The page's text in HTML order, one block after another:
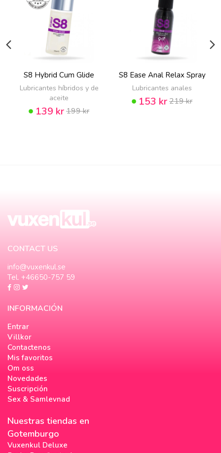
S8 Hybrid Cum Glide
Lubricantes híbridos y de
aceite
139 kr199 kr
S8 Ease Anal Relax Spray
Lubricantes anales
153 kr219 kr
CONTACT US
info@vuxenkul.se
Tel. +46650-757 59
INFORMACIÓN
Entrar
Villkor
Contactenos
Mis favoritos
Om oss
Novedades
Suscripción
Sex & Samlevnad
Nuestras tiendas en
Gotemburgo
Vuxenkul Deluxe